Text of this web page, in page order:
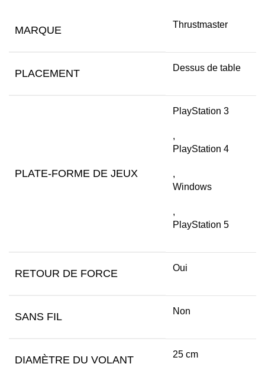
MARQUE Thrustmaster
PLACEMENT Dessus de table
PLATE-FORME DE JEUX
PlayStation 3
,
PlayStation 4
,
Windows
,
PlayStation 5
RETOUR DE FORCE Oui
SANS FIL Non
DIAMÈTRE DU VOLANT 25 cm